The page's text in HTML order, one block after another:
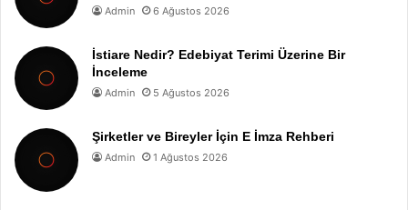
Admin 6 Ağustos 2026
İstiare Nedir? Edebiyat Terimi Üzerine Bir
İnceleme
Admin 5 Ağustos 2026
Şirketler ve Bireyler İçin E İmza Rehberi
Admin 1 Ağustos 2026